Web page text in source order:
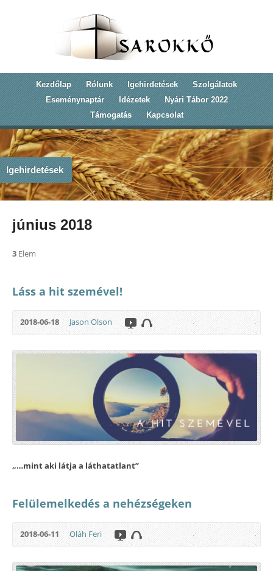
Kezdőlap Rólunk Igehirdetések
Szolgálatok
Eseménynaptár
Idézetek
Nyári Tábor 2022
Támogatás
Kapcsolat
Igehirdetések
június 2018
3 Elem
Láss a hit szemével!
2018-06-18 Jason Olson
„…mint aki látja a láthatatlant”
Felülemelkedés a nehézségeken
2018-06-11 Oláh Feri